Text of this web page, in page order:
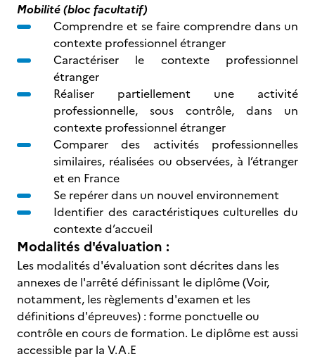
Mobilité (bloc facultatif)
Comprendre et se faire comprendre dans un
contexte professionnel étranger
Caractériser le contexte professionnel
étranger
Réaliser partiellement une activité
professionnelle, sous contrôle, dans un
contexte professionnel étranger
Comparer des activités professionnelles
similaires, réalisées ou observées, à l’étranger
et en France
Se repérer dans un nouvel environnement
Identifier des caractéristiques culturelles du
contexte d’accueil
Modalités d'évaluation :
Les modalités d'évaluation sont décrites dans les
annexes de l'arrêté définissant le diplôme (Voir,
notamment, les règlements d'examen et les
définitions d'épreuves) : forme ponctuelle ou
contrôle en cours de formation. Le diplôme est aussi
accessible par la V.A.E